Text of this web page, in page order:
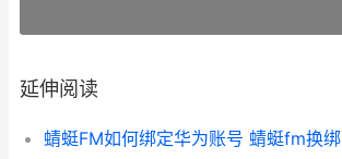
延伸阅读
蜻蜓FM如何绑定华为账号 蜻蜓fm换绑